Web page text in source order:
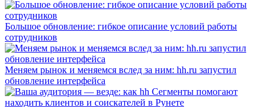
Большое обновление: гибкое описание условий работы
сотрудников
Меняем рынок и меняемся вслед за ним: hh.ru запустил
обновление интерфейса